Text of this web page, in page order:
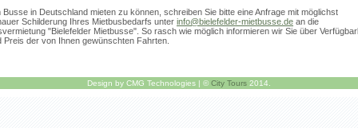
Busse in Deutschland mieten zu können, schreiben Sie bitte eine Anfrage mit möglichst
Schilderung Ihres Mietbusbedarfs unter info@bielefelder-mietbusse.de an die
"Bielefelder Mietbusse". So rasch wie möglich informieren wir Sie über
Preis der von Ihnen gewünschten Fahrten.
Design by CMG Technologies | © City Tours 2014.